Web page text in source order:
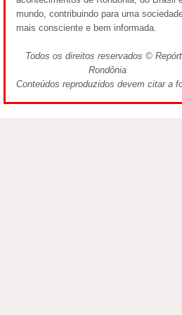
mundo, contribuindo para uma
mais consciente e bem informada.
Todos os direitos reservados ©
Rondônia
Conteúdos reproduzidos devem citar a